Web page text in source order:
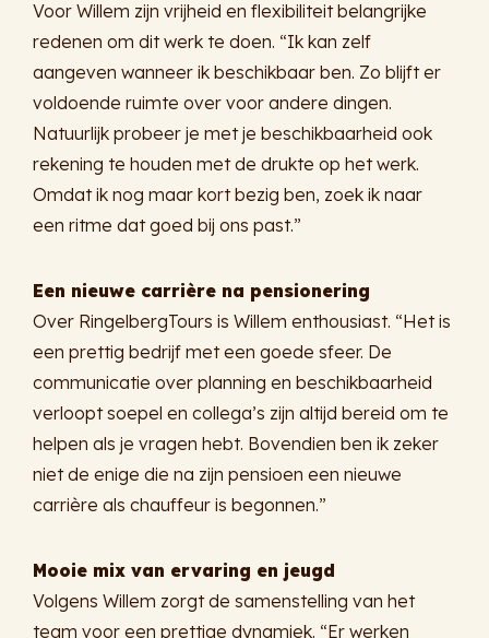
Voor Willem zijn vrijheid en flexibiliteit belangrijke
redenen om dit werk te doen. “Ik kan zelf
aangeven wanneer ik beschikbaar ben. Zo blijft er
voldoende ruimte over voor andere dingen.
Natuurlijk probeer je met je beschikbaarheid ook
rekening te houden met de drukte op het werk.
Omdat ik nog maar kort bezig ben, zoek ik naar
een ritme dat goed bij ons past.”
Een nieuwe carrière na pensionering
Over RingelbergTours is Willem enthousiast. “Het is
een prettig bedrijf met een goede sfeer. De
communicatie over planning en beschikbaarheid
verloopt soepel en collega’s zijn altijd bereid om te
helpen als je vragen hebt. Bovendien ben ik zeker
niet de enige die na zijn pensioen een nieuwe
carrière als chauffeur is begonnen.”
Mooie mix van ervaring en jeugd
Volgens Willem zorgt de samenstelling van het
team voor een prettige dynamiek. “Er werken